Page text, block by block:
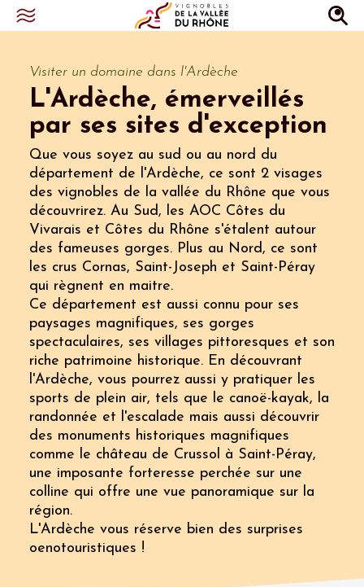
Visiter un domaine dans l'Ardèche
L'Ardèche, émerveillés
par ses sites d'exception
Que vous soyez au sud ou au nord du
département de l'Ardèche, ce sont 2 visages
des vignobles de la vallée du Rhône que vous
découvrirez. Au Sud, les AOC Côtes du
Vivarais et Côtes du Rhône s'étalent autour
des fameuses gorges. Plus au Nord, ce sont
les crus Cornas, Saint-Joseph et Saint-Péray
qui règnent en maitre.
Ce département est aussi connu pour ses
paysages magnifiques, ses gorges
spectaculaires, ses villages pittoresques et son
riche patrimoine historique. En découvrant
l'Ardèche, vous pourrez aussi y pratiquer les
sports de plein air, tels que le canoë-kayak, la
randonnée et l'escalade mais aussi découvrir
des monuments historiques magnifiques
comme le château de Crussol à Saint-Péray,
une imposante forteresse perchée sur une
colline qui offre une vue panoramique sur la
région.
L'Ardèche vous réserve bien des surprises
oenotouristiques !